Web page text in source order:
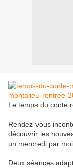
Le temps du conte
Rendez-vous
découvrir les
un mercredi par
Deux séances